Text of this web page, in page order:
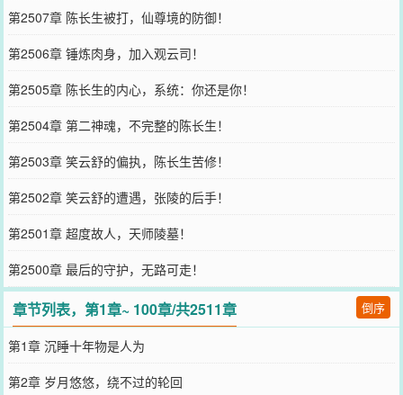
第2507章 陈长生被打，仙尊境的防御！
第2506章 锤炼肉身，加入观云司！
第2505章 陈长生的内心，系统：你还是你！
第2504章 第二神魂，不完整的陈长生！
第2503章 笑云舒的偏执，陈长生苦修！
第2502章 笑云舒的遭遇，张陵的后手！
第2501章 超度故人，天师陵墓！
第2500章 最后的守护，无路可走！
章节列表，第1章~ 100章/共2511章 倒序
第1章 沉睡十年物是人为
第2章 岁月悠悠，绕不过的轮回